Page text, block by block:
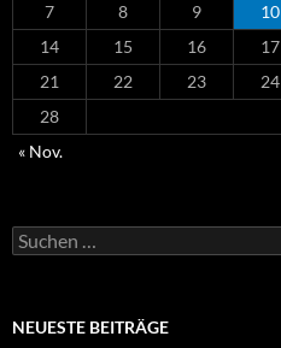
7
8 9 10
14
15 16 17
21
22 23 24
28
« Nov.
Suchen
nach:
NEUESTE BEITRÄGE